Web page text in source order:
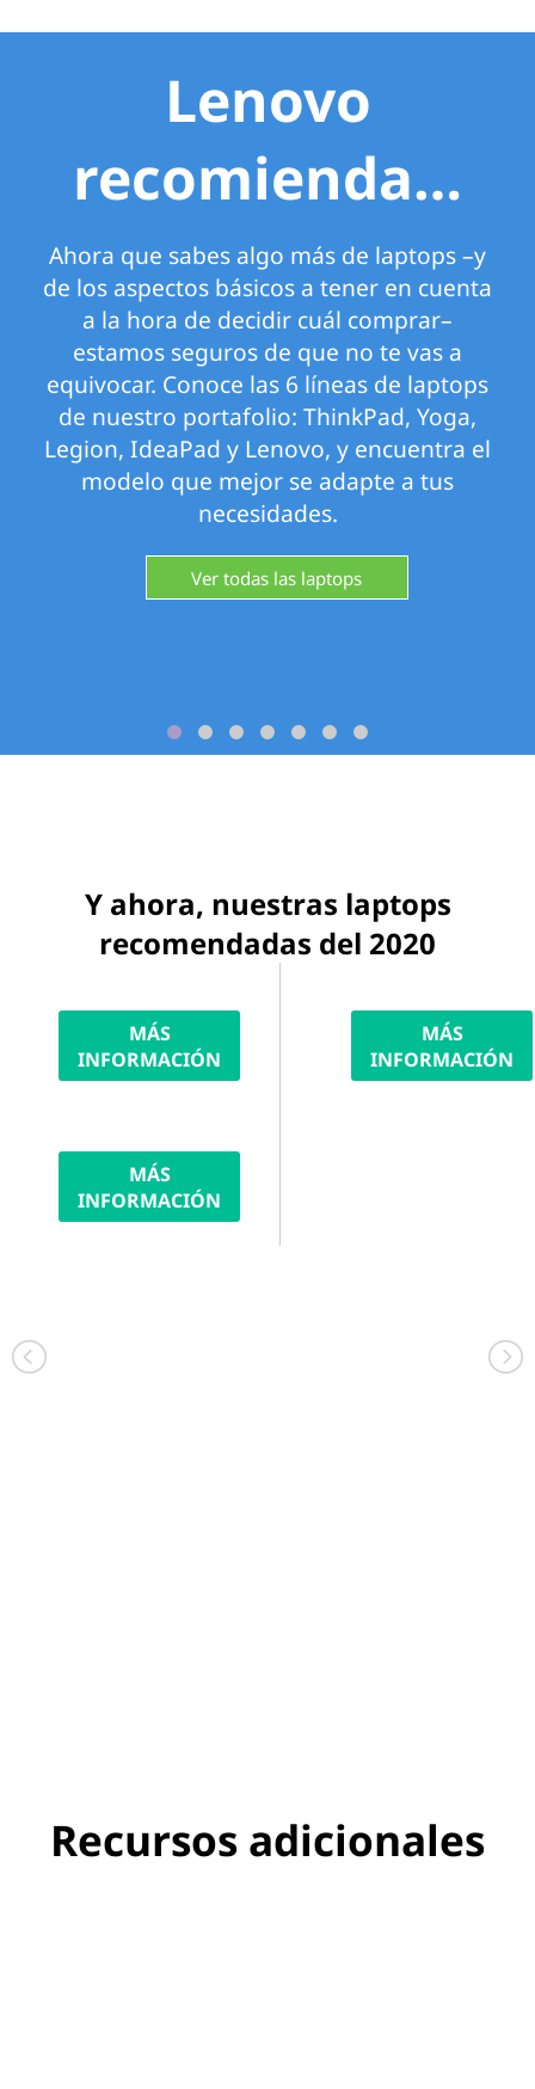
Lenovo
recomienda…
Ahora que sabes algo más de laptops –y
de los aspectos básicos a tener en cuenta
a la hora de decidir cuál comprar–
estamos seguros de que no te vas a
equivocar. Conoce las 6 líneas de laptops
de nuestro portafolio: ThinkPad, Yoga,
Legion, IdeaPad y Lenovo, y encuentra el
modelo que mejor se adapte a tus
necesidades.
Ver todas las laptops
Y ahora, nuestras laptops
recomendadas del 2020
MÁS
INFORMACIÓN
MÁS
INFORMACIÓN
MÁS
INFORMACIÓN
Recursos adicionales